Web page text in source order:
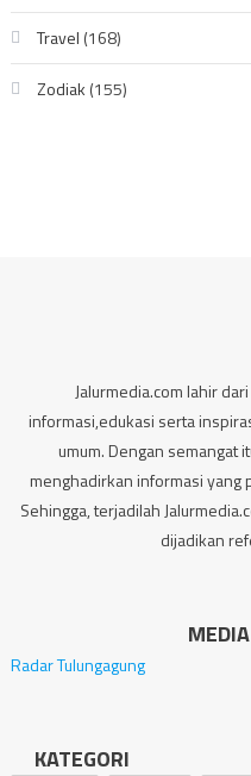
Travel (168)
Zodiak (155)
Jalurmedia.com lahir
informasi,edukasi serta
umum. Dengan semangat
menghadirkan informasi yang
Sehingga, terjadilah
dijadikan
Radar Tulungagung
KATEGORI